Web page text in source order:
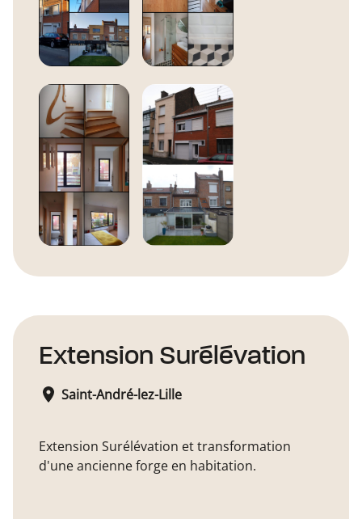
Extension Surélévation
Saint-André-lez-Lille
Extension Surélévation et transformation
d'une ancienne forge en habitation.